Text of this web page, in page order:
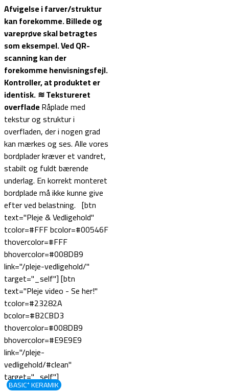
Afvigelse i farver/struktur
kan forekomme. Billede og
vareprøve skal betragtes
som eksempel.Ved QR-
scanning kan der
forekomme henvisningsfejl.
Kontroller, at produktet er
identisk.≋ Tekstureret
overfladeRåplade med
tekstur og struktur i
overfladen, der i nogen grad
kan mærkes og ses. Alle vores
bordplader kræver et vandret,
stabilt og fuldt bærende
underlag. En korrekt monteret
bordplade må ikke kunne give
efter ved belastning. [btn
text="Pleje & Vedligehold"
tcolor=#FFF bcolor=#00546F
thovercolor=#FFF
bhovercolor=#008DB9
link="/pleje-vedligehold/"
target="_self"] [btn
text="Pleje video - Se her!"
tcolor=#23282A
bcolor=#B2CBD3
thovercolor=#008DB9
bhovercolor=#E9E9E9
link="/pleje-
vedligehold/#clean"
target="_self"]
BASIC⁺ KERAMIK